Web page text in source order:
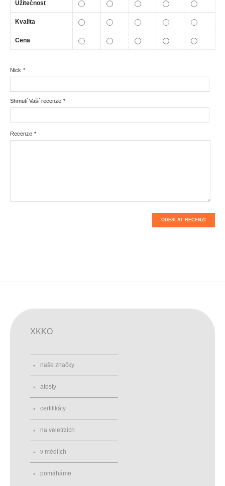
Užitečnost
Kvalita
Cena
*
Nick
*
Shrnutí Vaší recenze
*
Recenze
ODESLAT RECENZI
XKKO
naše značky
atesty
certifikáty
na veletrzích
v médiích
pomáháme